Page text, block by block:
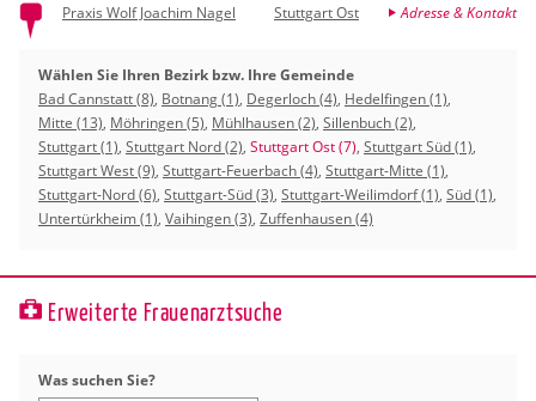
Praxis Wolf Joachim Nagel Stuttgart Ost Adresse & Kontakt
Wählen Sie Ihren Bezirk bzw. Ihre Gemeinde
Bad Cannstatt (8), Botnang (1), Degerloch (4), Hedelfingen (1),
Mitte (13), Möhringen (5), Mühlhausen (2), Sillenbuch (2),
Stuttgart (1), Stuttgart Nord (2), Stuttgart Ost (7), Stuttgart Süd (1),
Stuttgart West (9), Stuttgart-Feuerbach (4), Stuttgart-Mitte (1),
Stuttgart-Nord (6), Stuttgart-Süd (3), Stuttgart-Weilimdorf (1), Süd (1),
Untertürkheim (1), Vaihingen (3), Zuffenhausen (4)
Erweiterte Frauenarztsuche
Was su­chen Sie?